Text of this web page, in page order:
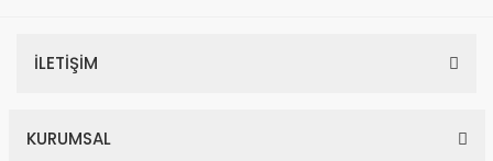
İLETİŞİM
KURUMSAL